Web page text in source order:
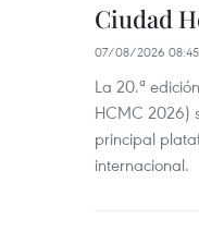
Ciudad
07/08/2026 08:45
La 20.ª
HCMC 2026)
principal
internacional.